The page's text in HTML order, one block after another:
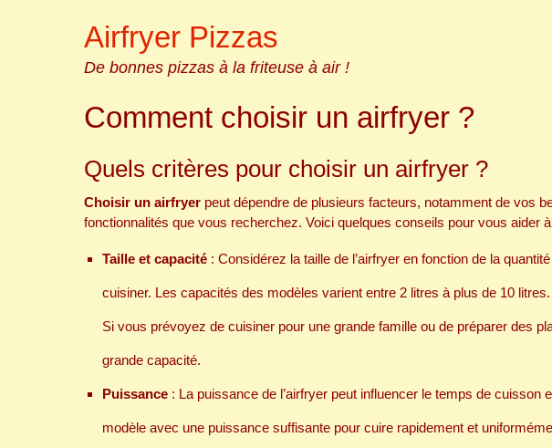
Airfryer Pizzas
De bonnes pizzas à la friteuse à air !
Comment choisir un airfryer ?
Quels critères pour choisir un airfryer ?
Choisir un airfryer peut dépendre de plusieurs facteurs, notamment de vos
fonctionnalités que vous recherchez. Voici quelques conseils pour vous aider
Taille et capacité : Considérez la taille de l’airfryer en fonction de la
cuisiner. Les capacités des modèles varient entre 2 litres à plus de 10
Si vous prévoyez de cuisiner pour une grande famille ou de préparer des
grande capacité.
Puissance : La puissance de l’airfryer peut influencer le temps de cuisson
modèle avec une puissance suffisante pour cuire rapidement et